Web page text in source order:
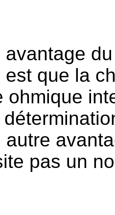
avantage
est que la
ohmique
autre
pas un